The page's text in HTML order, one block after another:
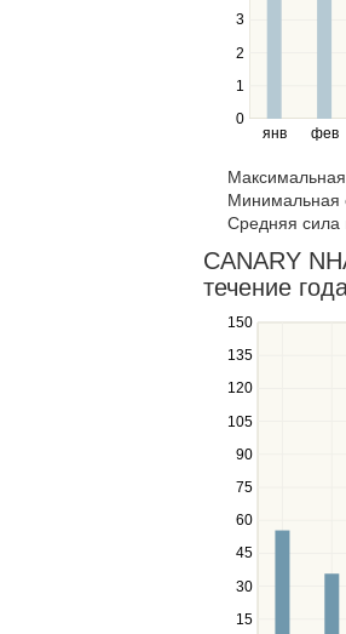
янв фев
0
1
2
3
Use
the
and
right
navigate
through
items
in
a
series.
Минимальная
Средняя сила
CANARY
течение
15
30
45
60
75
90
105
120
135
150
Use
the
and
down
to
navigate
series.
Use
the
and